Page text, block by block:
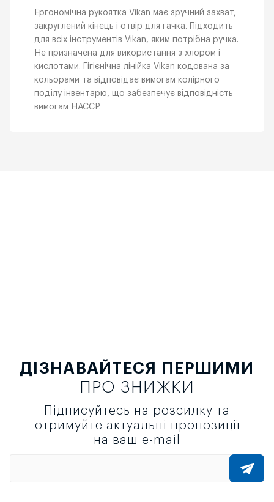
Ергономічна рукоятка Vikan має зручний захват,
закруглений кінець і отвір для гачка. Підходить
для всіх інструментів Vikan, яким потрібна ручка.
Не призначена для використання з хлором і
кислотами. Гігієнічна лінійка Vikan кодована за
кольорами та відповідає вимогам колірного
поділу інвентарю, що забезпечує відповідність
вимогам НАССР.
ДІЗНАВАЙТЕСЯ ПЕРШИМИ
ПРО ЗНИЖКИ
Підписуйтесь на розсилку та
отримуйте актуальні пропозиції
на ваш e-mail